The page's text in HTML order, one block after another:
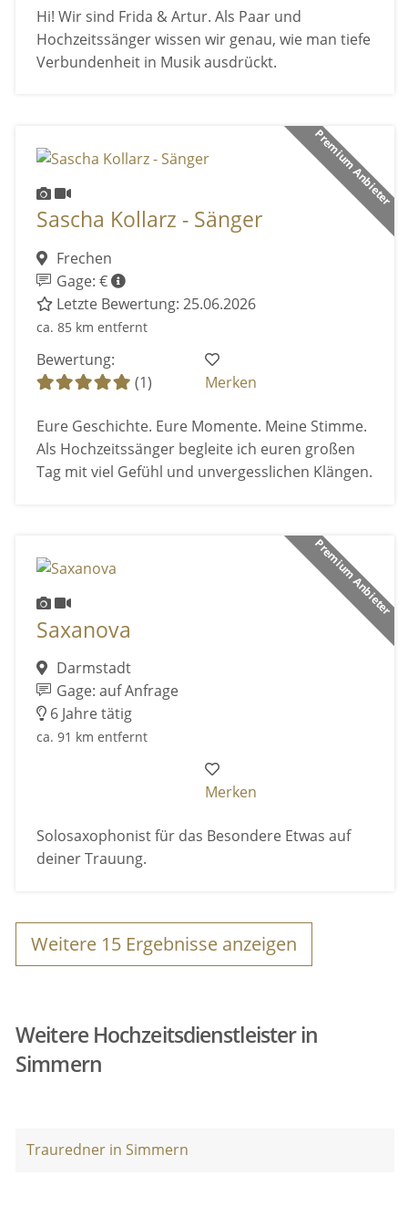
Hi! Wir sind Frida & Artur. Als Paar und
Hochzeitssänger wissen wir genau, wie man tiefe
Verbundenheit in Musik ausdrückt.
Premium Anbieter
Sascha Kollarz - Sänger
Frechen
Gage: €
Letzte Bewertung: 25.06.2026
ca. 85 km entfernt
Bewertung:
(1)
Merken
Eure Geschichte. Eure Momente. Meine Stimme.
Als Hochzeitssänger begleite ich euren großen
Tag mit viel Gefühl und unvergesslichen Klängen.
Premium Anbieter
Saxanova
Darmstadt
Gage: auf Anfrage
6 Jahre tätig
ca. 91 km entfernt
Merken
Solosaxophonist für das Besondere Etwas auf
deiner Trauung.
Weitere 15 Ergebnisse anzeigen
Weitere Hochzeitsdienstleister in
Simmern
Trauredner in Simmern